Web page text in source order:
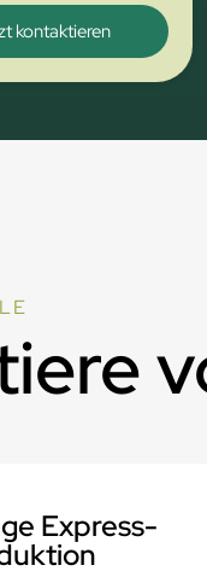
kontaktieren
Express-